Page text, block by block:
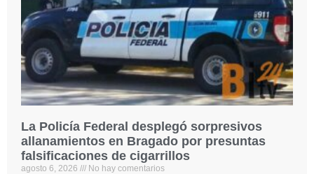
La Policía Federal desplegó sorpresivos
allanamientos en Bragado por presuntas
falsificaciones de cigarrillos
agosto 6, 2026 No hay comentarios